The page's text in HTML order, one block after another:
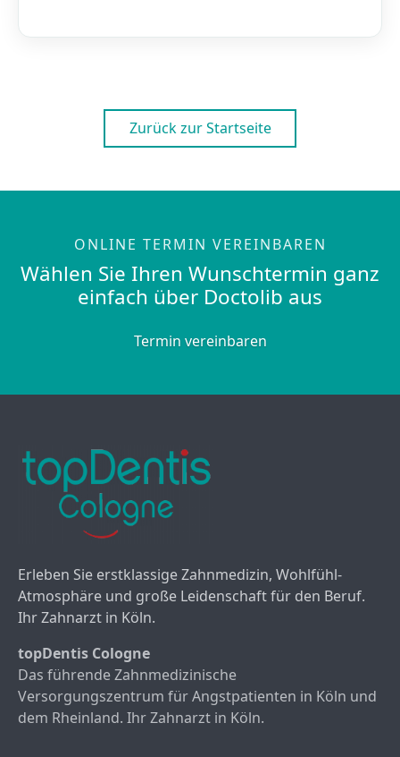
Zurück zur Startseite
ONLINE TERMIN VEREINBAREN
Wählen Sie Ihren Wunschtermin ganz
einfach über Doctolib aus
Termin vereinbaren
Erleben Sie erstklassige Zahnmedizin, Wohlfühl-
Atmosphäre und große Leidenschaft für den Beruf.
Ihr Zahnarzt in Köln.
topDentis Cologne
Das führende Zahnmedizinische
Versorgungszentrum für Angstpatienten in Köln und
dem Rheinland. Ihr Zahnarzt in Köln.